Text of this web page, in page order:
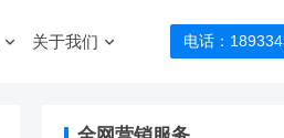
关于我们 电话：